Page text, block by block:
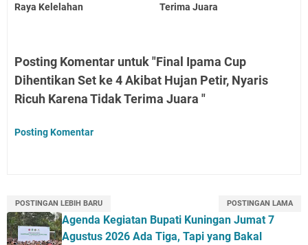
Raya Kelelahan
Terima Juara
Posting Komentar untuk "Final Ipama Cup
Dihentikan Set ke 4 Akibat Hujan Petir, Nyaris
Ricuh Karena Tidak Terima Juara "
Posting Komentar
POSTINGAN LEBIH BARU POSTINGAN LAMA
Agenda Kegiatan Bupati Kuningan Jumat 7
Agustus 2026 Ada Tiga, Tapi yang Bakal